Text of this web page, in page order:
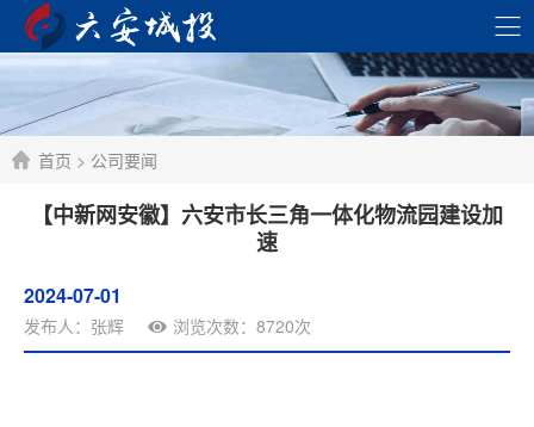
首页 > 公司要闻
【中新网安徽】六安市长三角一体化物流园建设加
速
2024-07-01
发布人：张辉 浏览次数：8720次